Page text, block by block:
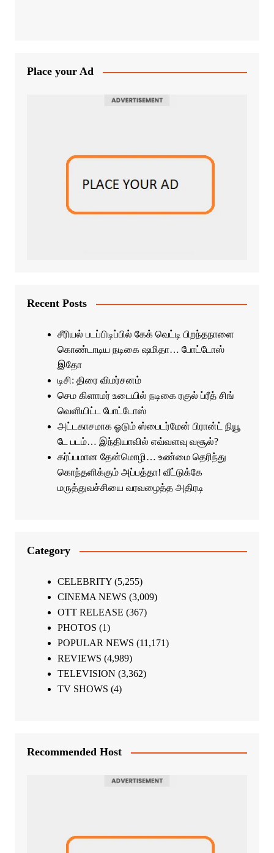
Place your Ad
Recent Posts
சீரியல் படப்பிடிப்பில் கேக் வெட்டி பிறந்தநாளை
கொண்டாடிய நடிகை ஷமிதா… போட்டோஸ்
இதோ
டிசி: திரை விமர்சனம்
செம கிளாமர் உடையில் நடிகை ரகுல் ப்ரீத் சிங்
வெளியிட்ட போட்டோஸ்
அட்டகாசமாக ஓடும் ஸ்பைடர்மேன் பிரான்ட் நியூ
டே படம்… இந்தியாவில் எவ்வளவு வசூல்?
கர்ப்பமான தேன்மொழி… உண்மை தெரிந்து
கொந்தளிக்கும் அப்பத்தா! வீட்டுக்கே
மருத்துவச்சியை வரவழைத்த அதிரடி
Category
CELEBRITY(5,255)
CINEMA NEWS (3,009)
OTT RELEASE (367)
PHOTOS (1)
POPULAR NEWS (11,171)
REVIEWS (4,989)
TELEVISION (3,362)
TV SHOWS (4)
Recommended Host